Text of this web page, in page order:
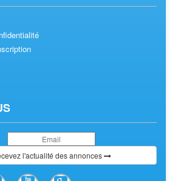
l'actualité des annonces